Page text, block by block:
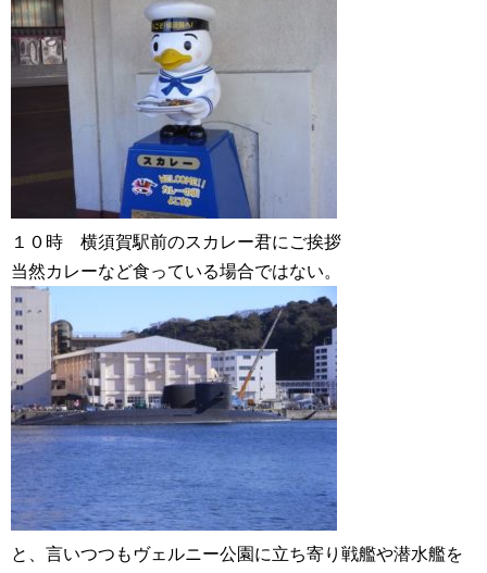
１０時 横須賀駅前のスカレー君にご挨拶
当然カレーなど食っている場合ではない。
と、言いつつもヴェルニー公園に立ち寄り戦艦や潜水艦を